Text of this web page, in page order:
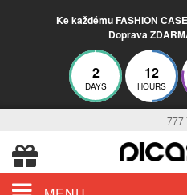
Ke každému FASHION
Doprava
2
DAYS
12
HOURS
777